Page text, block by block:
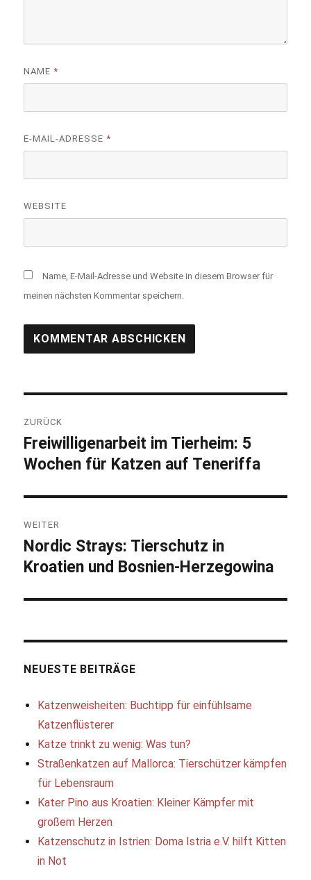
NAME*
E-MAIL-ADRESSE*
WEBSITE
Name, E-Mail-Adresse und Website in diesem Browser für
meinen nächsten Kommentar speichern.
ZURÜCK
Vorheriger
Beitrag:
Freiwilligenarbeit im Tierheim: 5
Wochen für Katzen auf Teneriffa
WEITER
Nächster
Beitrag:
Nordic Strays: Tierschutz in
Kroatien und Bosnien-Herzegowina
NEUESTE BEITRÄGE
Katzenweisheiten: Buchtipp für einfühlsame
Katzenflüsterer
Katze trinkt zu wenig: Was tun?
Straßenkatzen auf Mallorca: Tierschützer kämpfen
für Lebensraum
Kater Pino aus Kroatien: Kleiner Kämpfer mit
großem Herzen
Katzenschutz in Istrien: Doma Istria e.V. hilft Kitten
in Not